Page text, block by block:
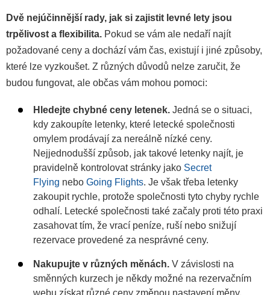
Dvě nejúčinnější rady, jak si zajistit levné lety jsou
trpělivost a flexibilita. Pokud se vám ale nedaří najít
požadované ceny a dochází vám čas, existují i jiné způsoby,
které lze vyzkoušet. Z různých důvodů nelze zaručit, že
budou fungovat, ale občas vám mohou pomoci:
Hledejte chybné ceny letenek. Jedná se o situaci,
kdy zakoupíte letenky, které letecké společnosti
omylem prodávají za nereálně nízké ceny.
Nejjednodušší způsob, jak takové letenky najít, je
pravidelně kontrolovat stránky jako Secret
Flying nebo Going Flights. Je však třeba letenky
zakoupit rychle, protože společnosti tyto chyby rychle
odhalí. Letecké společnosti také začaly proti této praxi
zasahovat tím, že vrací peníze, ruší nebo snižují
rezervace provedené za nesprávné ceny.
Nakupujte v různých měnách. V závislosti na
směnných kurzech je někdy možné na rezervačním
webu získat různé ceny změnou nastavení měny.